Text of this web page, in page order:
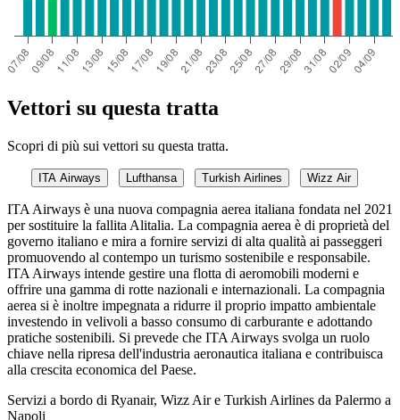
Vettori su questa tratta
Scopri di più sui vettori su questa tratta.
ITA Airways Lufthansa Turkish Airlines Wizz Air
ITA Airways è una nuova compagnia aerea italiana fondata nel 2021
per sostituire la fallita Alitalia. La compagnia aerea è di proprietà del
governo italiano e mira a fornire servizi di alta qualità ai passeggeri
promuovendo al contempo un turismo sostenibile e responsabile.
ITA Airways intende gestire una flotta di aeromobili moderni e
offrire una gamma di rotte nazionali e internazionali. La compagnia
aerea si è inoltre impegnata a ridurre il proprio impatto ambientale
investendo in velivoli a basso consumo di carburante e adottando
pratiche sostenibili. Si prevede che ITA Airways svolga un ruolo
chiave nella ripresa dell'industria aeronautica italiana e contribuisca
alla crescita economica del Paese.
Servizi a bordo di Ryanair, Wizz Air e Turkish Airlines da Palermo a
Napoli